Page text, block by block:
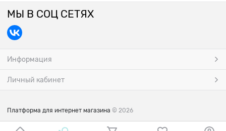
МЫ В СОЦ СЕТЯХ
Информация
Личный кабинет
Платформа для интернет магазина © 2026